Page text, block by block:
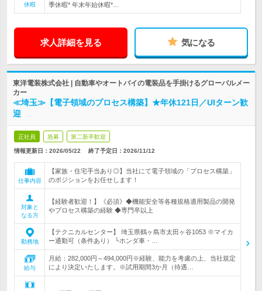
休暇
季休暇* 年末年始休暇*…
求人詳細を見る 気になる
東洋電装株式会社 | 自動車やオートバイの電装品を手掛けるグローバルメー
カー
≪埼玉≫【電子領域のプロセス構築】★年休121日／UIターン歓
迎
正社員 急募 第二新卒歓迎
情報更新日：2026/05/22 終了予定日： 2026/11/12
仕事内容
【家族・住宅手当あり◎】当社にて電子領域の「プロセス構築」
のポジションをお任せします！
対象と
なる方
【経験者歓迎！】《必須》◆機能安全等各種規格適用製品の開発
やプロセス構築の経験 ◆専門卒以上
勤務地
【テクニカルセンター】 埼玉県鶴ヶ島市太田ヶ谷1053 ※マイカ
ー通勤可（条件あり） └ホンダ車・…
給与
月給：282,000円～494,000円※経験、能力を考慮の上、当社規定
により決定いたします。※試用期間3か月（待遇…